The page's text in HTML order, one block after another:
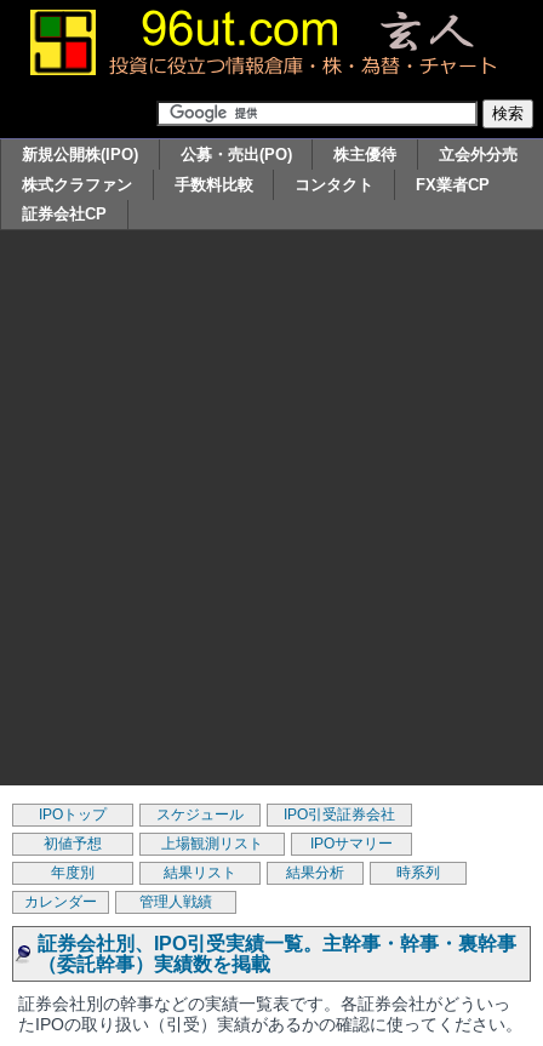
新規公開株(IPO) 公募・売出(PO) 株主優待
立会外分売
株式クラファン
手数料比較 コンタクト
FX業者CP
証券会社CP
IPOトップ スケジュール
IPO引受証券会社
初値予想
上場観測リスト
IPOサマリー
年度別
結果リスト 結果分析
時系列
カレンダー
管理人戦績
証券会社別、IPO引受実績一覧。主幹事・幹事・裏幹事
（委託幹事）実績数を掲載
証券会社別の幹事などの実績一覧表です。各証券会社がどういっ
たIPOの取り扱い（引受）実績があるかの確認に使ってください。